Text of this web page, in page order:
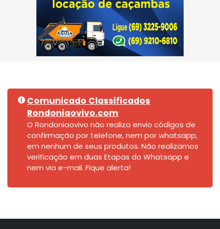
Comunicado Classificados
Rondoniaovivo.com
O Rondoniaovivo não realiza envio códigos de
confirmação por telefone, nem por whatsapp,
em nenhum de seus produtos. Não realizamos
verificação em duas Etapas do Whatsapp e
nem via e-mail. Fique alerta!